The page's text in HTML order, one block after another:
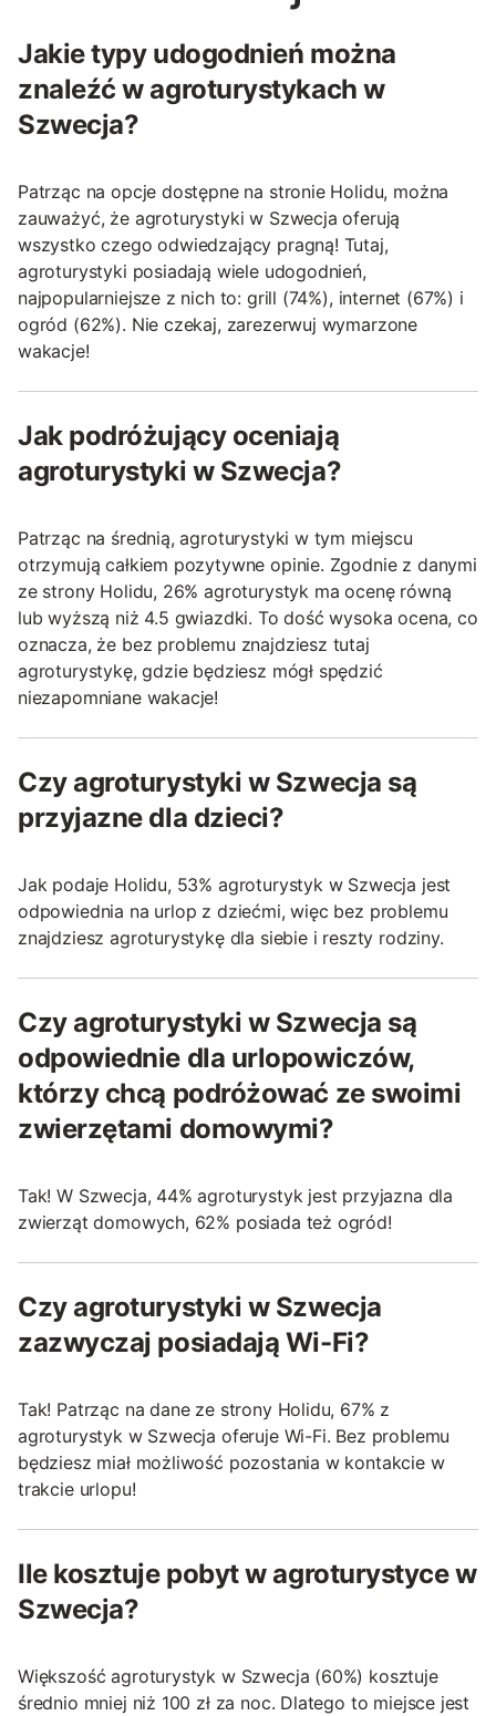
Jakie typy udogodnień można
znaleźć w agroturystykach w
Szwecja?
Patrząc na opcje dostępne na stronie Holidu, można
zauważyć, że agroturystyki w Szwecja oferują
wszystko czego odwiedzający pragną! Tutaj,
agroturystyki posiadają wiele udogodnień,
najpopularniejsze z nich to: grill (74%), internet (67%) i
ogród (62%). Nie czekaj, zarezerwuj wymarzone
wakacje!
Jak podróżujący oceniają
agroturystyki w Szwecja?
Patrząc na średnią, agroturystyki w tym miejscu
otrzymują całkiem pozytywne opinie. Zgodnie z danymi
ze strony Holidu, 26% agroturystyk ma ocenę równą
lub wyższą niż 4.5 gwiazdki. To dość wysoka ocena, co
oznacza, że bez problemu znajdziesz tutaj
agroturystykę, gdzie będziesz mógł spędzić
niezapomniane wakacje!
Czy agroturystyki w Szwecja są
przyjazne dla dzieci?
Jak podaje Holidu, 53% agroturystyk w Szwecja jest
odpowiednia na urlop z dziećmi, więc bez problemu
znajdziesz agroturystykę dla siebie i reszty rodziny.
Czy agroturystyki w Szwecja są
odpowiednie dla urlopowiczów,
którzy chcą podróżować ze swoimi
zwierzętami domowymi?
Tak! W Szwecja, 44% agroturystyk jest przyjazna dla
zwierząt domowych, 62% posiada też ogród!
Czy agroturystyki w Szwecja
zazwyczaj posiadają Wi-Fi?
Tak! Patrząc na dane ze strony Holidu, 67% z
agroturystyk w Szwecja oferuje Wi-Fi. Bez problemu
będziesz miał możliwość pozostania w kontakcie w
trakcie urlopu!
Ile kosztuje pobyt w agroturystyce w
Szwecja?
Większość agroturystyk w Szwecja (60%) kosztuje
średnio mniej niż 100 zł za noc. Dlatego to miejsce jest